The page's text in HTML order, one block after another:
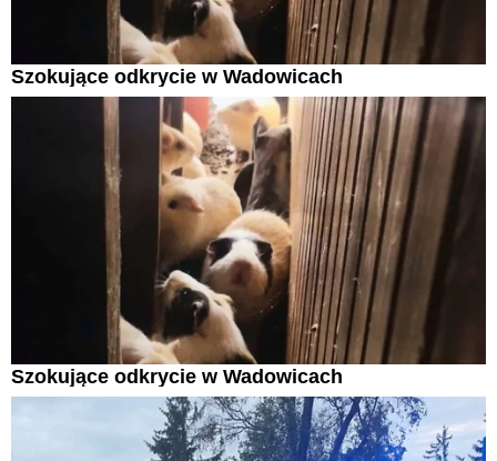
Szokujące odkrycie w Wadowicach
Szokujące odkrycie w Wadowicach